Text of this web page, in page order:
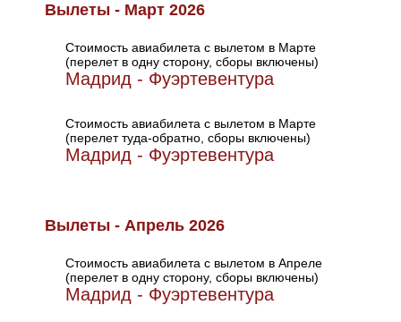
Вылеты - Март 2026
Стоимость авиабилета с вылетом в Марте
(перелет в одну сторону, сборы включены)
Мадрид - Фуэртевентура
Стоимость авиабилета с вылетом в Марте
(перелет туда-обратно, сборы включены)
Мадрид - Фуэртевентура
Вылеты - Апрель 2026
Стоимость авиабилета с вылетом в Апреле
(перелет в одну сторону, сборы включены)
Мадрид - Фуэртевентура